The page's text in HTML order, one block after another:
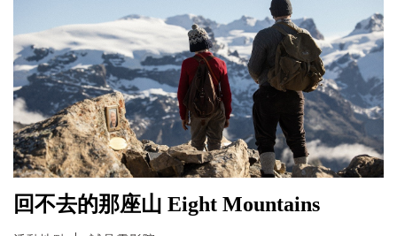
回不去的那座山 Eight Mountains